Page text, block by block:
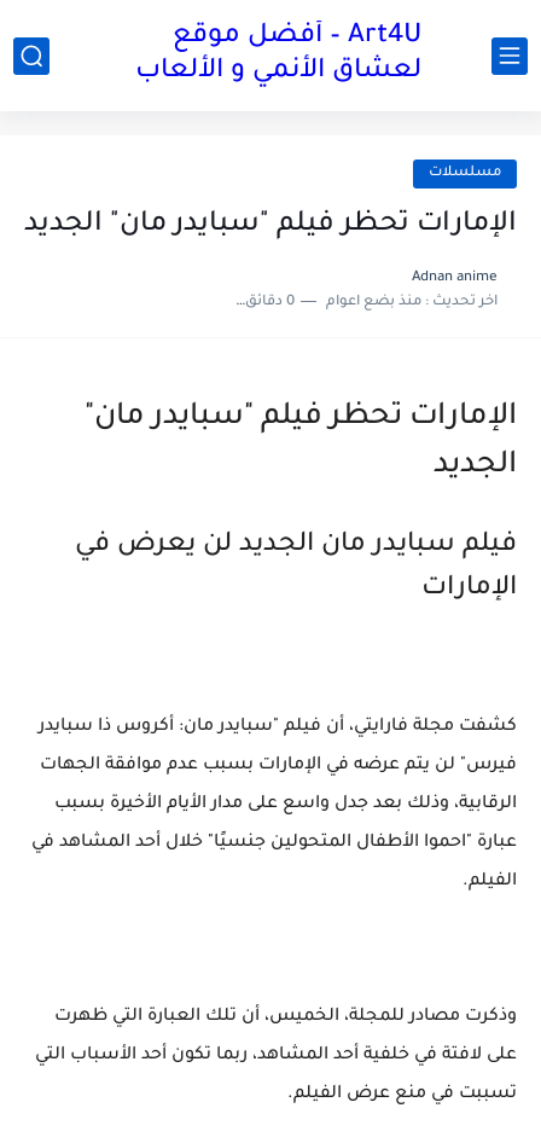
Art4U – أفضل موقع
لعشاق الأنمي و الألعاب
مسلسلات
الإمارات تحظر فيلم "سبايدر مان" الجديد
Adnan anime
اخر تحديث :منذ بضع اعوام 0 دقائق للقراءة
الإمارات تحظر فيلم "سبايدر مان"
الجديد
فيلم سبايدر مان الجديد لن يعرض في
الإمارات
كشفت مجلة فارايتي، أن فيلم "سبايدر مان: أكروس ذا سبايدر
فيرس" لن يتم عرضه في الإمارات بسبب عدم موافقة الجهات
الرقابية، وذلك بعد جدل واسع على مدار الأيام الأخيرة بسبب
عبارة "احموا الأطفال المتحولين جنسيًا" خلال أحد المشاهد في
الفيلم.
وذكرت مصادر للمجلة، الخميس، أن تلك العبارة التي ظهرت
على لافتة في خلفية أحد المشاهد، ربما تكون أحد الأسباب التي
تسببت في منع عرض الفيلم.